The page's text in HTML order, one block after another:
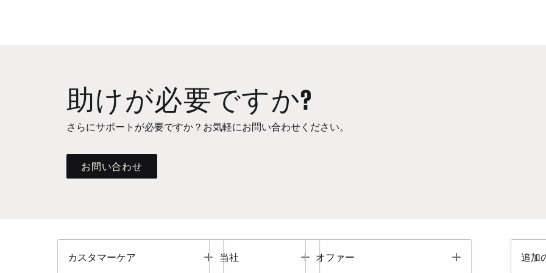
助けが必要ですか?
さらにサポートが必要ですか？お気軽にお問い合わせください。
お問い合わせ
カスタマーケア Toggle
当社 Toggle
オファー Toggle 追加